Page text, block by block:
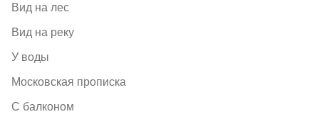
Вид на лес
Вид на реку
У воды
Московская прописка
С балконом